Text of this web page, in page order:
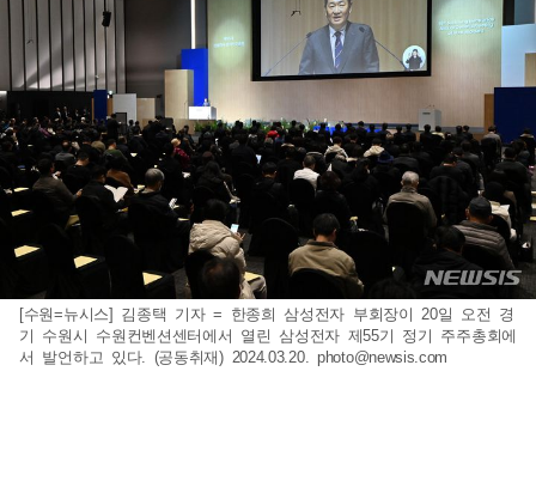
[수원=뉴시스] 김종택 기자 = 한종희 삼성전자 부회장이 20일 오전 경
기 수원시 수원컨벤션센터에서 열린 삼성전자 제55기 정기 주주총회에
서 발언하고 있다. (공동취재) 2024.03.20. photo@newsis.com